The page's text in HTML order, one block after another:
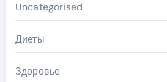
Uncategorised
Диеты
Здоровье